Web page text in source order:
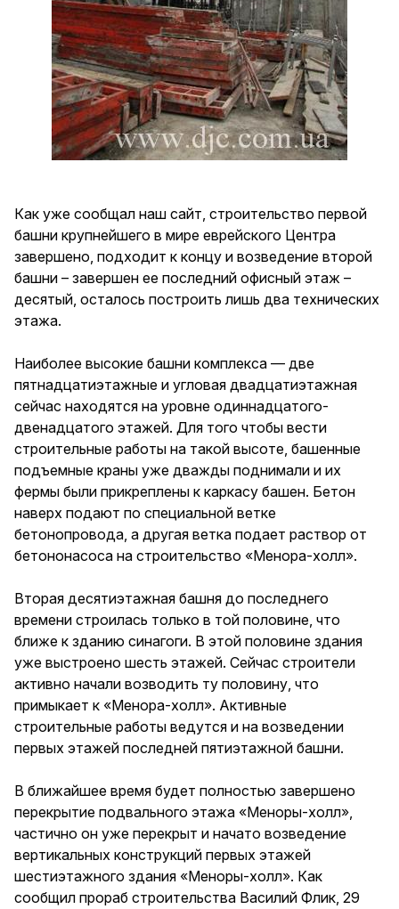
Как уже сообщал наш сайт, строительство первой
башни крупнейшего в мире еврейского Центра
завершено, подходит к концу и возведение второй
башни – завершен ее последний офисный этаж –
десятый, осталось построить лишь два технических
этажа.
Наиболее высокие башни комплекса — две
пятнадцатиэтажные и угловая двадцатиэтажная
сейчас находятся на уровне одиннадцатого-
двенадцатого этажей. Для того чтобы вести
строительные работы на такой высоте, башенные
подъемные краны уже дважды поднимали и их
фермы были прикреплены к каркасу башен. Бетон
наверх подают по специальной ветке
бетонопровода, а другая ветка подает раствор от
бетононасоса на строительство «Менора-холл».
Вторая десятиэтажная башня до последнего
времени строилась только в той половине, что
ближе к зданию синагоги. В этой половине здания
уже выстроено шесть этажей. Сейчас строители
активно начали возводить ту половину, что
примыкает к «Менора-холл». Активные
строительные работы ведутся и на возведении
первых этажей последней пятиэтажной башни.
В ближайшее время будет полностью завершено
перекрытие подвального этажа «Меноры-холл»,
частично он уже перекрыт и начато возведение
вертикальных конструкций первых этажей
шестиэтажного здания «Меноры-холл». Как
сообщил прораб строительства Василий Флик, 29